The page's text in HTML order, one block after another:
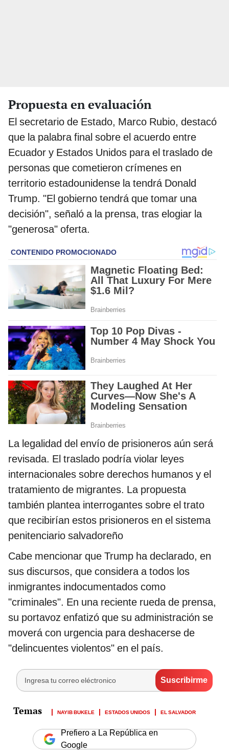
Propuesta en evaluación
El secretario de Estado, Marco Rubio, destacó
que la palabra final sobre el acuerdo entre
Ecuador y Estados Unidos para el traslado de
personas que cometieron crímenes en
territorio estadounidense la tendrá Donald
Trump. "El gobierno tendrá que tomar una
decisión", señaló a la prensa, tras elogiar la
"generosa" oferta.
La legalidad del envío de prisioneros aún será
revisada. El traslado podría violar leyes
internacionales sobre derechos humanos y el
tratamiento de migrantes. La propuesta
también plantea interrogantes sobre el trato
que recibirían estos prisioneros en el sistema
penitenciario salvadoreño
Cabe mencionar que Trump ha declarado, en
sus discursos, que considera a todos los
inmigrantes indocumentados como
"criminales". En una reciente rueda de prensa,
su portavoz enfatizó que su administración se
moverá con urgencia para deshacerse de
"delincuentes violentos" en el país.
NAYIB BUKELE ESTADOS UNIDOS EL SALVADOR
Prefiero a La República en
Google